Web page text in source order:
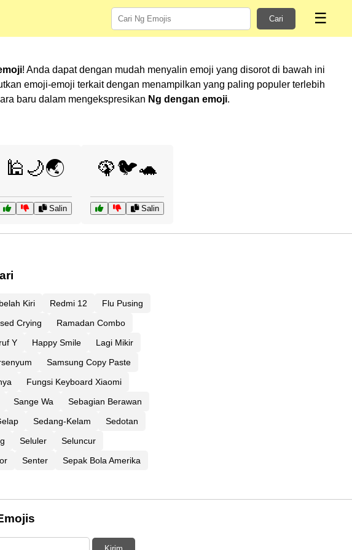
Cari ☰
! Anda dapat dengan mudah menyalin emoji yang disorot di bawah ini
emoji-emoji terkait dengan menampilkan yang paling populer terlebih
baru dalam mengekspresikan Ng dengan emoji.
🕌🌙🌏
Salin
🦚🐦🐢
Salin
Kiri Redmi 12
Flu Pusing
Crying
Ramadan Combo
Y Happy Smile
Lagi Mikir
Samsung Copy Paste
Fungsi Keyboard Xiaomi
Sange Wa
Sebagian Berawan
Sedang-Kelam
Sedotan
Seluler
Seluncur
Senter
Sepak Bola Amerika